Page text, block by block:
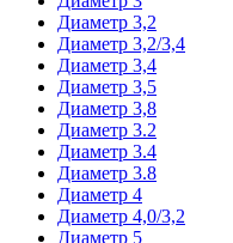
Диаметр 3,2
Диаметр 3,2/3,4
Диаметр 3,4
Диаметр 3,5
Диаметр 3,8
Диаметр 3.2
Диаметр 3.4
Диаметр 3.8
Диаметр 4
Диаметр 4,0/3,2
Диаметр 5